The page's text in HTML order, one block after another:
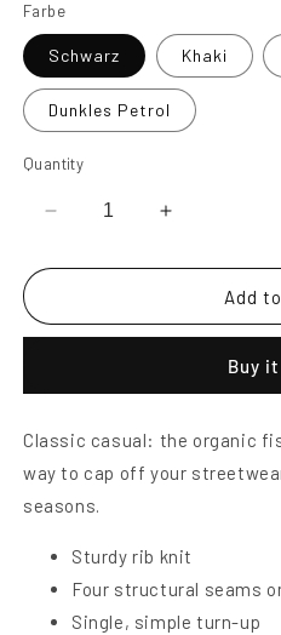
Farbe
Schwarz Khaki
Dunkles Petrol
Quantity
Decrease
for
Rocket
Beanie
weißer
Stick
Increase
for
MAYDAY
Rocket
Beanie
weißer
Stick
Add
Buy
Classic casual: the organic
way to cap off your
seasons.
Sturdy rib knit
Four structural seams
Single, simple turn-up